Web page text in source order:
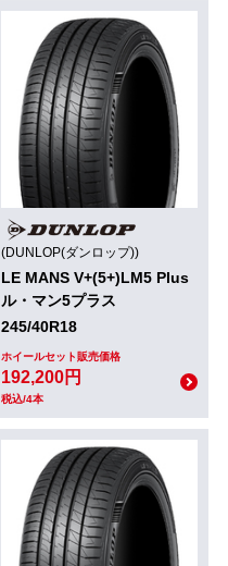
(DUNLOP(ダンロップ))
LE MANS V+(5+)LM5 Plus
ル・マン5プラス
245/40R18
ホイールセット販売価格
192,200円
税込/4本